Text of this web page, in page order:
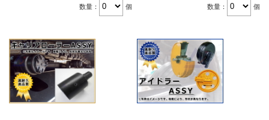
数量： 個 数量： 個